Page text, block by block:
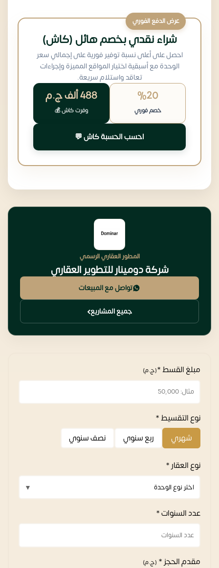
عرض الدفع الفوري
شراء نقدي بخصم هائل (كاش)
احصل على أعلى نسبة توفير فورية على إجمالي سعر
الوحدة مع أسبقية اختيار المواقع المميزة وإجراءات
تعاقد واستلام سريعة.
%20
خصم فوري
488 ألف ج.م
وفرت كاش 💰
احسب الحسبة كاش 💬
المطور العقاري الرسمي
شركة دومينار للتطوير العقاري
تواصل مع المبيعات
جميع المشاريع
مبلغ القسط *(ج.م)
نوع التقسيط *
شهري
ربع سنوي نصف سنوي
نوع العقار *
عدد السنوات *
مقدم الحجز * (ج.م)